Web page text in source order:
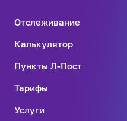
Отслеживание
Калькулятор
Пункты Л-Пост
Тарифы
Услуги